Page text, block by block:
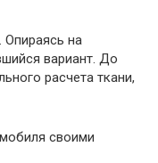
Опираясь на
вариант. До
расчета ткани,